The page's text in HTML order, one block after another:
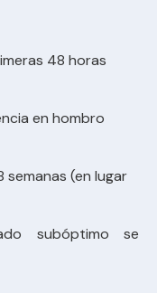
48 horas
en hombro
semanas (en lugar
subóptimo se